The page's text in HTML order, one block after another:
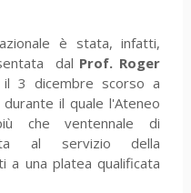
è stata, infatti,
dal Prof. Roger
il 3 dicembre scorso a
il quale l'Ateneo
che ventennale di
al servizio della
a una platea qualificata